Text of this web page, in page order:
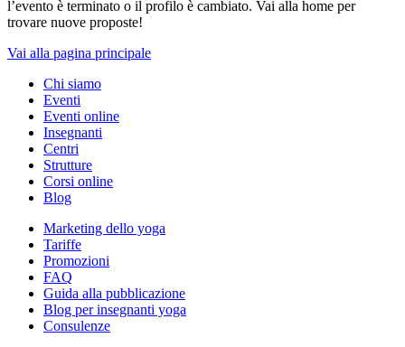
l’evento è terminato o il profilo è cambiato. Vai alla home per
trovare nuove proposte!
Vai alla pagina principale
Chi siamo
Eventi
Eventi online
Insegnanti
Centri
Strutture
Corsi online
Blog
Marketing dello yoga
Tariffe
Promozioni
FAQ
Guida alla pubblicazione
Blog per insegnanti yoga
Consulenze